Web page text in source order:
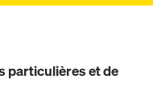
particulières et de